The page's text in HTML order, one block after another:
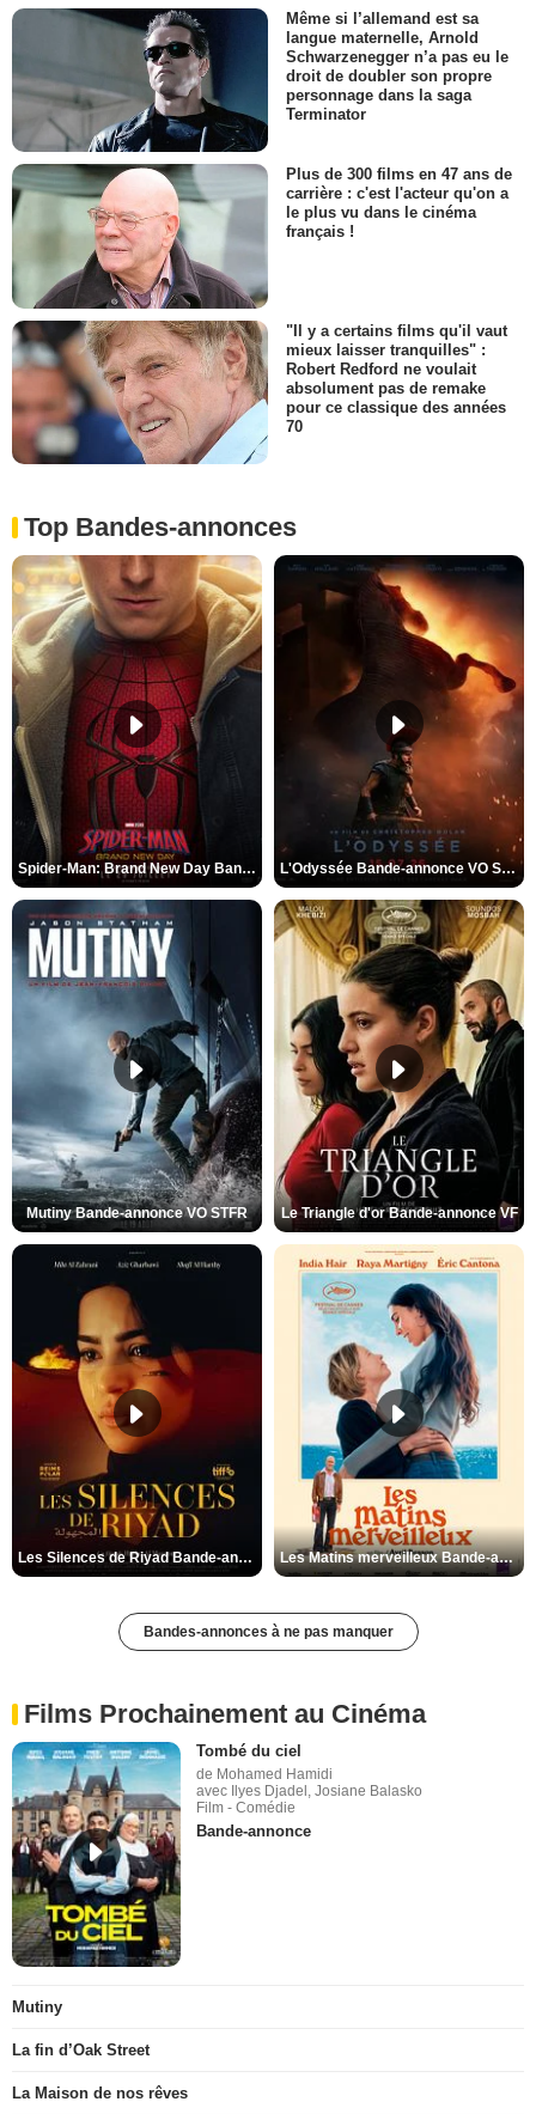
Même si l’allemand est sa
langue maternelle, Arnold
Schwarzenegger n’a pas eu le
droit de doubler son propre
personnage dans la saga
Terminator
Plus de 300 films en 47 ans de
carrière : c'est l'acteur qu'on a
le plus vu dans le cinéma
français !
"Il y a certains films qu'il vaut
mieux laisser tranquilles" :
Robert Redford ne voulait
absolument pas de remake
pour ce classique des années
70
Top Bandes-annonces
Spider-Man: Brand New Day Bande-annonce VO STFR L'Odyssée Bande-annonce VO STFR
Mutiny Bande-annonce VO STFR Le Triangle d'or Bande-annonce VF
Les Silences de Riyad Bande-annonce VO STFR Les Matins merveilleux Bande-annonce VF
Bandes-annonces à ne pas manquer
Films Prochainement au Cinéma
Tombé du ciel
de Mohamed Hamidi
avec Ilyes Djadel, Josiane Balasko
Film - Comédie
Bande-annonce
Mutiny
La fin d’Oak Street
La Maison de nos rêves